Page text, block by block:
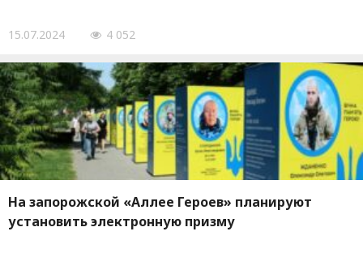
15.07.2024 4 052
На запорожской «Аллее Героев» планируют
установить электронную призму